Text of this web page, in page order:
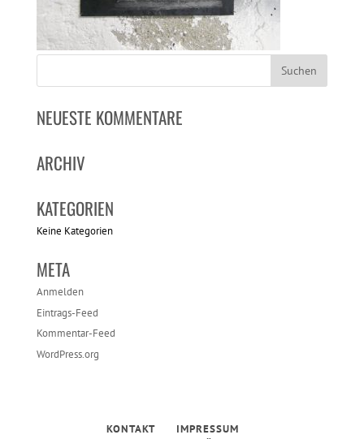
NEUESTE KOMMENTARE
ARCHIV
KATEGORIEN
Keine Kategorien
META
Anmelden
Eintrags-Feed
Kommentar-Feed
WordPress.org
KONTAKT
IMPRESSUM